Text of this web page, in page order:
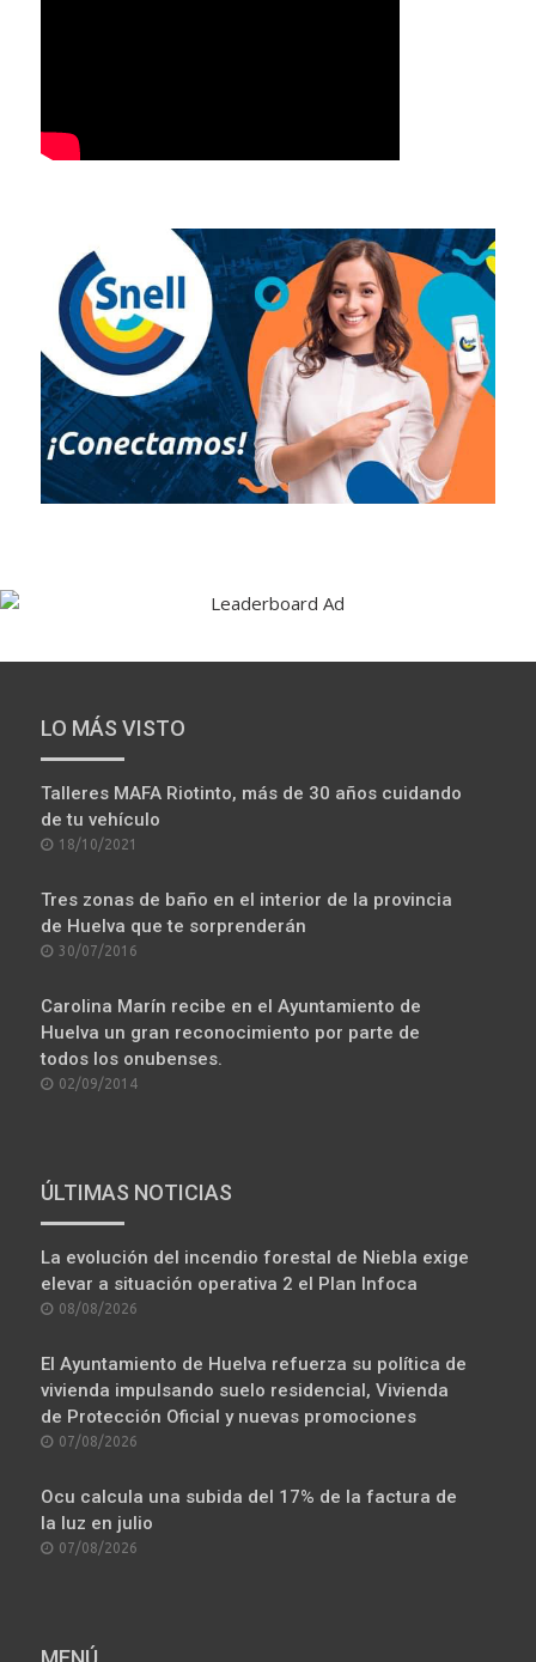
LO MÁS VISTO
Talleres MAFA Riotinto, más de 30 años cuidando
de tu vehículo
POSTED
18/10/2021
Tres zonas de baño en el interior de la provincia
de Huelva que te sorprenderán
POSTED
30/07/2016
Carolina Marín recibe en el Ayuntamiento de
Huelva un gran reconocimiento por parte de
todos los onubenses.
POSTED
02/09/2014
ÚLTIMAS NOTICIAS
La evolución del incendio forestal de Niebla exige
elevar a situación operativa 2 el Plan Infoca
POSTED
08/08/2026
El Ayuntamiento de Huelva refuerza su política de
vivienda impulsando suelo residencial, Vivienda
de Protección Oficial y nuevas promociones
POSTED
07/08/2026
Ocu calcula una subida del 17% de la factura de
la luz en julio
POSTED
07/08/2026